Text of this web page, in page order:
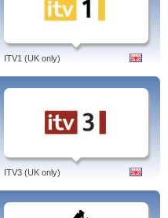
ITV1 (UK only)
ITV3 (UK only)